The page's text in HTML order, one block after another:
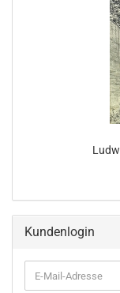
Kundenlogin
E-
Mail-